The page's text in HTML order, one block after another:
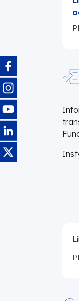
Obraz
Obraz
Obraz
Obraz
Obraz